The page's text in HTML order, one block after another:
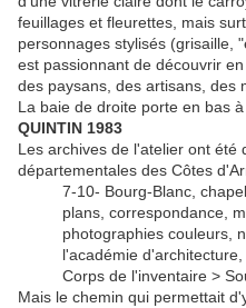
feuillages et fleurettes, mais
personnages stylisés (grisaille,
est passionnant de découvrir
des paysans, des artisans, des
La baie de droite porte en bas
QUINTIN 1983
Les archives de l'atelier ont été
départementales des Côtes
7-10- Bourg-Blanc,
plans, correspondance,
photographies couleurs,
l'académie
Corps de l'inventaire >
Mais le chemin qui permettait